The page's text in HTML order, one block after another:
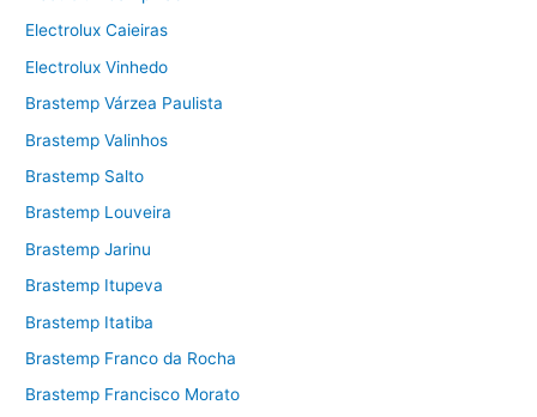
Electrolux Caieiras
Electrolux Vinhedo
Brastemp Várzea Paulista
Brastemp Valinhos
Brastemp Salto
Brastemp Louveira
Brastemp Jarinu
Brastemp Itupeva
Brastemp Itatiba
Brastemp Franco da Rocha
Brastemp Francisco Morato